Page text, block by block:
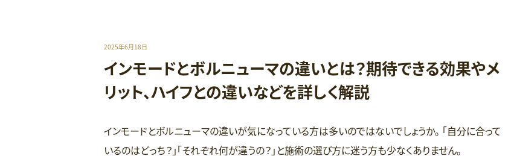
2025年6月18日
インモードとボルニューマの違いとは？期待できる効果やメ
リット、ハイフとの違いなどを詳しく解説
インモードとボルニューマの違いが気になっている方は多いのではないでしょうか。 「自分に合って
いるのはどっち？」「それぞれ何が違うの？」と施術の選び方に迷う方も少なくありません。